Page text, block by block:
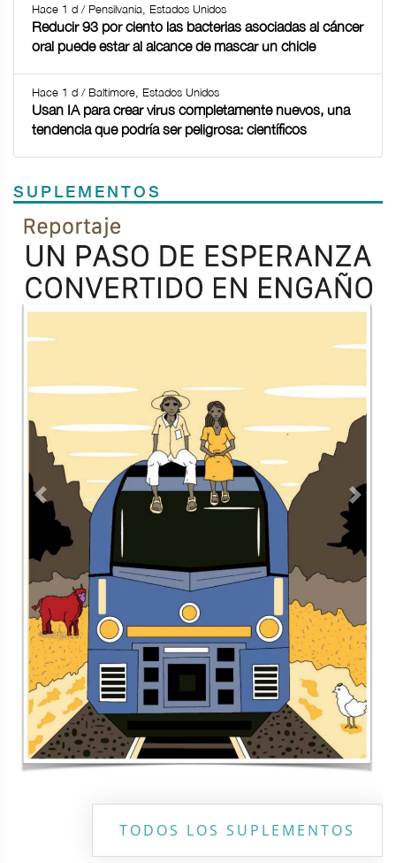
Hace 1 d / Pensilvania, Estados Unidos
Reducir 93 por ciento las bacterias asociadas al cáncer
oral puede estar al alcance de mascar un chicle
Hace 1 d / Baltimore, Estados Unidos
Usan IA para crear virus completamente nuevos, una
tendencia que podría ser peligrosa: científicos
SUPLEMENTOS
Previous
TODOS LOS SUPLEMENTOS
Contacto Directorio Aviso de privacidad
Copyright ©2026 Todos los derechos reservados | La Jornada
Maya